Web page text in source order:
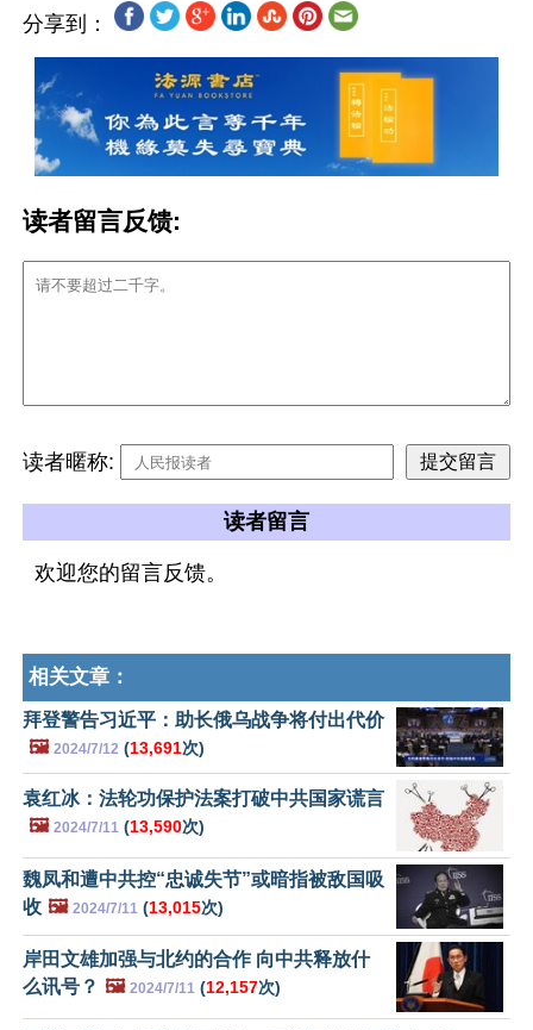
分享到：
读者留言反馈:
读者暱称:
读者留言
欢迎您的留言反馈。
相关文章：
拜登警告习近平：助长俄乌战争将付出代价
🖼️ 2024/7/12 (13,691次)
袁红冰：法轮功保护法案打破中共国家谎言
🖼️ 2024/7/11 (13,590次)
魏凤和遭中共控“忠诚失节”或暗指被敌国吸
收 🖼️ 2024/7/11 (13,015次)
岸田文雄加强与北约的合作 向中共释放什
么讯号？ 🖼️ 2024/7/11 (12,157次)